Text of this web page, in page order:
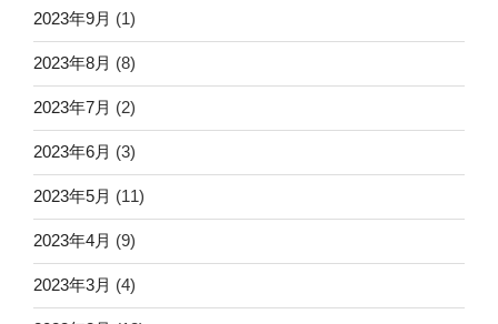
2023年9月 (1)
2023年8月 (8)
2023年7月 (2)
2023年6月 (3)
2023年5月 (11)
2023年4月 (9)
2023年3月 (4)